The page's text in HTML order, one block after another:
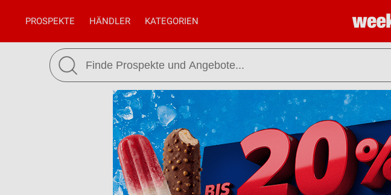
PROSPEKTE HÄNDLER KATEGORIEN